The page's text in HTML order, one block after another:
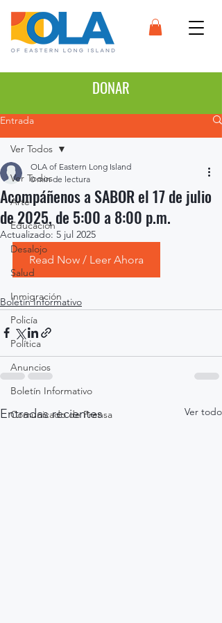
DONAR
Entrada
Ver Todos
Arte
Educación
Desalojo
Salud
Inmigración
Policía
Política
Anuncios
Boletín Informativo
Comunicado de Prensa
Ver Todos
Acompáñenos a SABOR el 17 de julio
de 2025, de 5:00 a 8:00 p.m.
OLA of Eastern Long Island
0 min de lectura
Actualizado: 5 jul 2025
Read Now / Leer Ahora
Boletín Informativo
Entradas recientes Ver todo